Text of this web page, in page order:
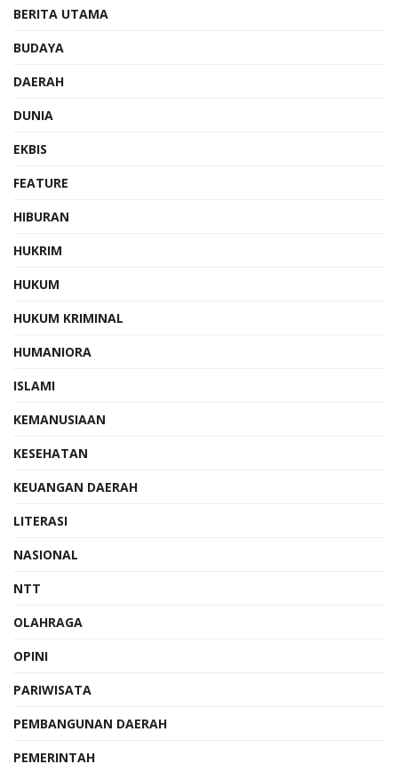
BERITA UTAMA
BUDAYA
DAERAH
DUNIA
EKBIS
FEATURE
HIBURAN
HUKRIM
HUKUM
HUKUM KRIMINAL
HUMANIORA
ISLAMI
KEMANUSIAAN
KESEHATAN
KEUANGAN DAERAH
LITERASI
NASIONAL
NTT
OLAHRAGA
OPINI
PARIWISATA
PEMBANGUNAN DAERAH
PEMERINTAH